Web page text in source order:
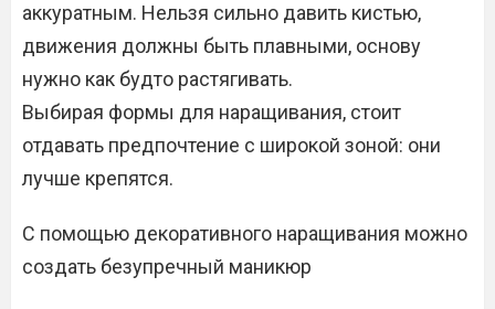
аккуратным. Нельзя сильно давить кистью,
движения должны быть плавными, основу
нужно как будто растягивать.
Выбирая формы для наращивания, стоит
отдавать предпочтение с широкой зоной: они
лучше крепятся.
С помощью декоративного наращивания можно
создать безупречный маникюр